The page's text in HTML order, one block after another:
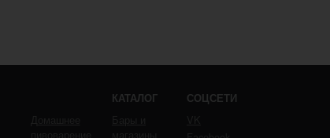
КАТАЛОГ СОЦСЕТИ